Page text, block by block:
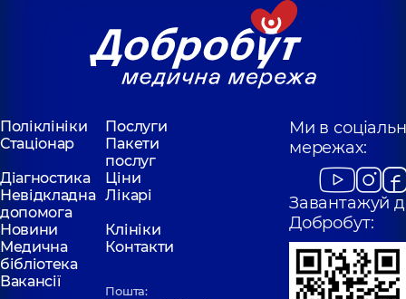
Поліклініки
Послуги
Стаціонар
Пакети
послуг
Діагностика
Ціни
Невідкладна
допомога
Лікарі
Новини
Клініки
Медична
бібліотека
Контакти
Вакансії
Пошта:
Ми в
мережах:
Завантажуй
Добробут: